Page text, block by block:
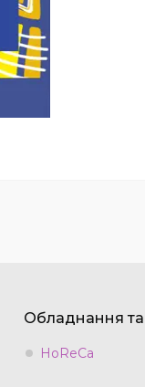
Обладнання та
HoReCa